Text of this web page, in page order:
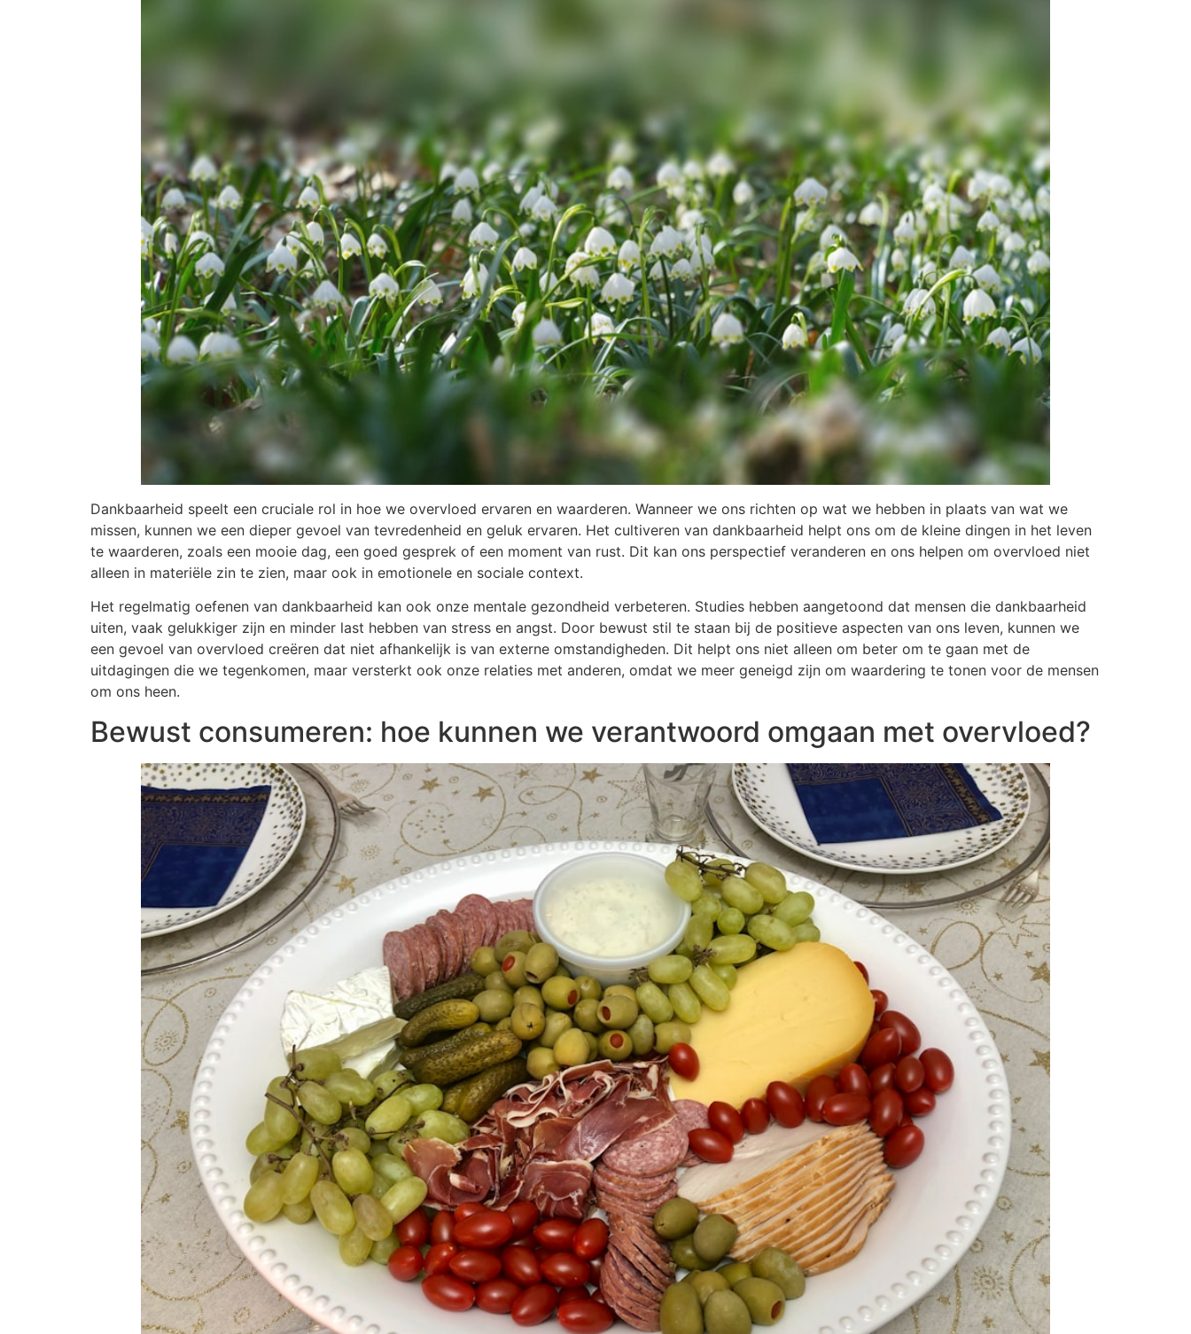
Dankbaarheid speelt een cruciale rol in hoe we overvloed ervaren en waarderen. Wanneer we ons richten op wat we hebben in plaats van wat we
missen, kunnen we een dieper gevoel van tevredenheid en geluk ervaren. Het cultiveren van dankbaarheid helpt ons om de kleine dingen in het leven
te waarderen, zoals een mooie dag, een goed gesprek of een moment van rust. Dit kan ons perspectief veranderen en ons helpen om overvloed niet
alleen in materiële zin te zien, maar ook in emotionele en sociale context.
Het regelmatig oefenen van dankbaarheid kan ook onze mentale gezondheid verbeteren. Studies hebben aangetoond dat mensen die dankbaarheid
uiten, vaak gelukkiger zijn en minder last hebben van stress en angst. Door bewust stil te staan bij de positieve aspecten van ons leven, kunnen we
een gevoel van overvloed creëren dat niet afhankelijk is van externe omstandigheden. Dit helpt ons niet alleen om beter om te gaan met de
uitdagingen die we tegenkomen, maar versterkt ook onze relaties met anderen, omdat we meer geneigd zijn om waardering te tonen voor de mensen
om ons heen.
Bewust consumeren: hoe kunnen we verantwoord omgaan met overvloed?